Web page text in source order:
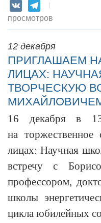
VK Telegram
просмотров
12 декабря
ПРИГЛАШАЕМ
ЛИЦАХ:
ТВОРЧЕСКУЮ
16 декабря в
на
лицах: Научная
встречу с
профессором,
школы
цикла юбилейных